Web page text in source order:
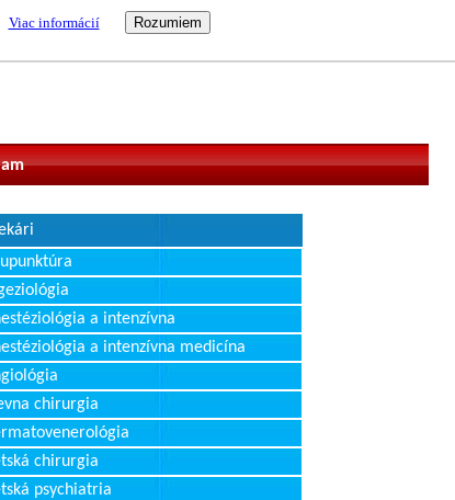
Viac informácií
a intenzívna
a intenzívna medicína
chirurgia
chirurgia
psychiatria